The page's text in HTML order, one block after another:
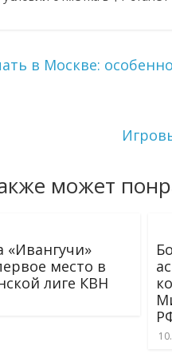
в Москве:
может
«Ивангучи»
место в
лиге КВН